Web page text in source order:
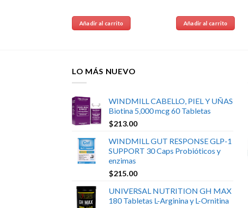
Añadir al carrito Añadir al carrito
LO MÁS NUEVO
WINDMILL CABELLO, PIEL Y UÑAS
Biotina 5,000 mcg 60 Tabletas
$213.00
WINDMILL GUT RESPONSE GLP-1
SUPPORT 30 Caps Probióticos y
enzimas
$215.00
UNIVERSAL NUTRITION GH MAX
180 Tabletas L-Arginina y L-Ornitina